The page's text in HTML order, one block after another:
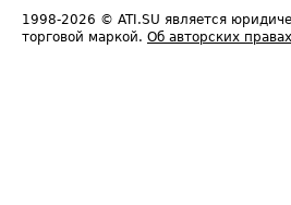
1998-2026 © ATI.SU является
торговой маркой. Об авторских правах